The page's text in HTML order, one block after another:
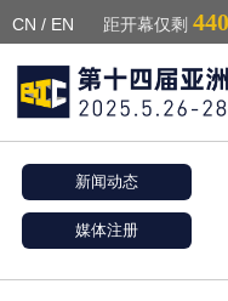
CN / EN 距开幕仅剩 440
新闻动态
媒体注册